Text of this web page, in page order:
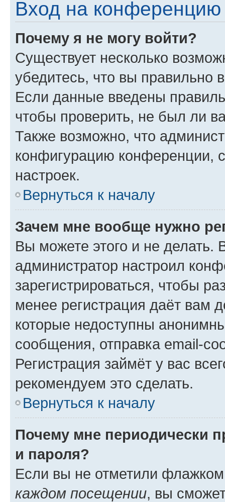
Вход на конференцию
Почему я не могу войти?
Существует несколько
убедитесь, что вы правильно
Если данные введены
чтобы проверить, не был ли
Также возможно, что
конфигурацию конференции,
настроек.
Вернуться к началу
Зачем мне вообще нужно
Вы можете этого и не делать.
администратор настроил
зарегистрироваться, чтобы
менее регистрация даёт вам
которые недоступны
сообщения, отправка email-
Регистрация займёт у вас
рекомендуем это сделать.
Вернуться к началу
Почему мне периодически
и пароля?
Если вы не отметили
каждом посещении, вы